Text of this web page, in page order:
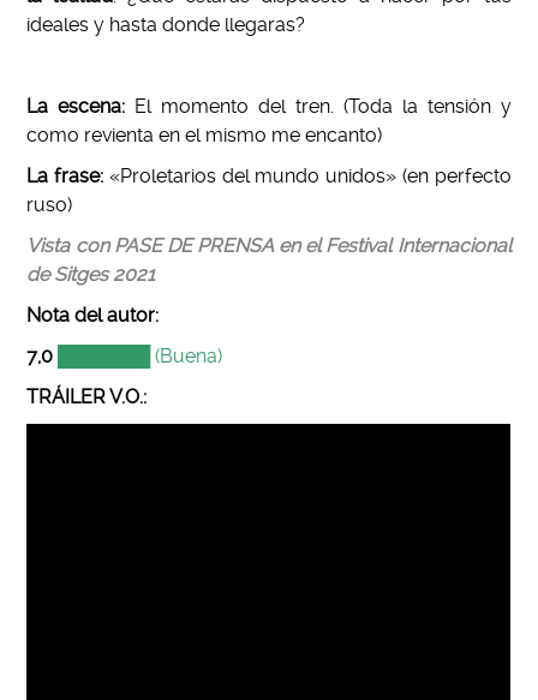
ideales y hasta donde llegaras?
La escena: El momento del tren. (Toda la tensión y
como revienta en el mismo me encanto)
La frase: «Proletarios del mundo unidos» (en perfecto
ruso)
Vista con PASE DE PRENSA en el Festival Internacional
de Sitges 2021
Nota del autor:
7,0
███████ (Buena)
TRÁILER V.O.: